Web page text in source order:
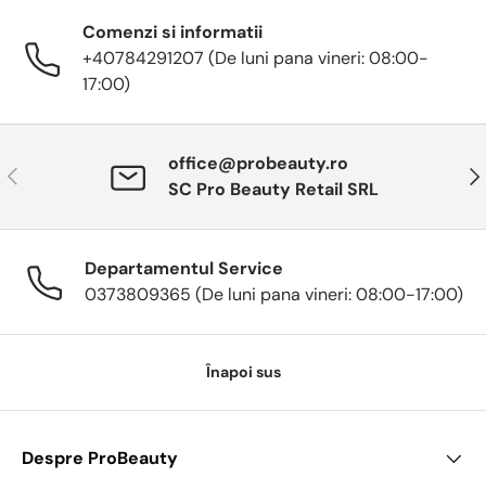
Comenzi si informatii
+40784291207 (De luni pana vineri: 08:00-
17:00)
Anterior
office@probeauty.ro
SC Pro Beauty Retail SRL
Departamentul Service
0373809365 (De luni pana vineri: 08:00-17:00)
Înapoi sus
Despre ProBeauty